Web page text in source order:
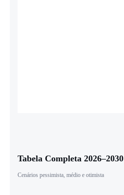
Tabela Completa 2026–2030
Cenários pessimista, médio e otimista